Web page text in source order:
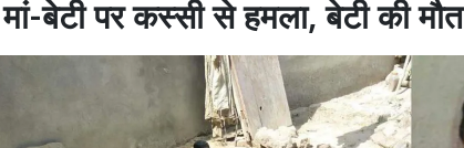
मां-बेटी पर कस्सी से हमला, बेटी की मौत